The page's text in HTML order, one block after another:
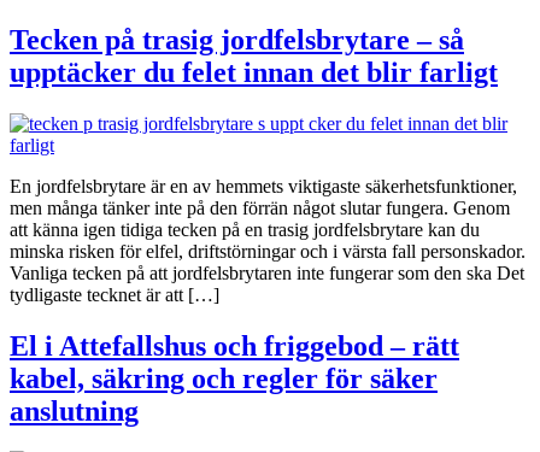
Tecken på trasig jordfelsbrytare – så
upptäcker du felet innan det blir farligt
En jordfelsbrytare är en av hemmets viktigaste säkerhetsfunktioner,
men många tänker inte på den förrän något slutar fungera. Genom
att känna igen tidiga tecken på en trasig jordfelsbrytare kan du
minska risken för elfel, driftstörningar och i värsta fall personskador.
Vanliga tecken på att jordfelsbrytaren inte fungerar som den ska Det
tydligaste tecknet är att […]
El i Attefallshus och friggebod – rätt
kabel, säkring och regler för säker
anslutning